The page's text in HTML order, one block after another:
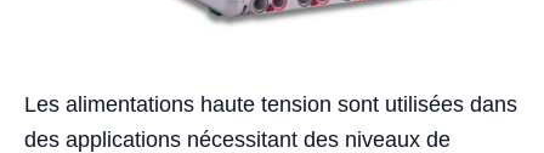
Les alimentations haute tension sont utilisées dans
des applications nécessitant des niveaux de